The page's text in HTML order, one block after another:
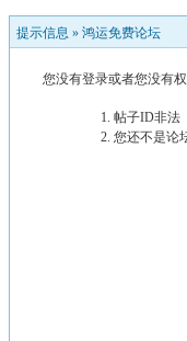
提示信息 » 鸿运免费论坛
您没有登录或者您没有
帖子ID非法
您还不是论